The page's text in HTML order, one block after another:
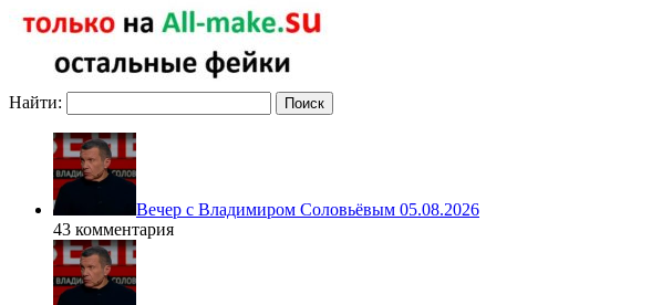
Найти:
Вечер с Владимиром Соловьёвым 05.08.2026
43 комментария